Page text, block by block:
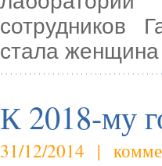
сотрудников
стала
К 2018-му
31/12/2014 |